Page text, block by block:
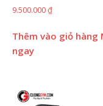
9.500.000₫
Thêm vào giỏ hàng
ngay